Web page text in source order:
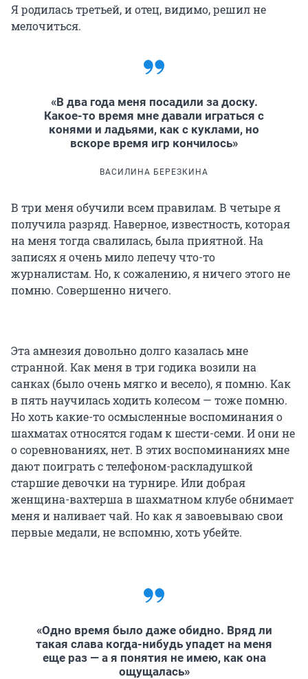
Я родилась третьей, и отец, видимо, решил не
мелочиться.
«В два года меня посадили за доску.
Какое-то время мне давали играться с
конями и ладьями, как с куклами, но
вскоре время игр кончилось»
ВАСИЛИНА БЕРЕЗКИНА
В три меня обучили всем правилам. В четыре я
получила разряд. Наверное, известность, которая
на меня тогда свалилась, была приятной. На
записях я очень мило лепечу что-то
журналистам. Но, к сожалению, я ничего этого не
помню. Совершенно ничего.
Эта амнезия довольно долго казалась мне
странной. Как меня в три годика возили на
санках (было очень мягко и весело), я помню. Как
в пять научилась ходить колесом — тоже помню.
Но хоть какие-то осмысленные воспоминания о
шахматах относятся годам к шести-семи. И они не
о соревнованиях, нет. В этих воспоминаниях мне
дают поиграть с телефоном-раскладушкой
старшие девочки на турнире. Или добрая
женщина-вахтерша в шахматном клубе обнимает
меня и наливает чай. Но как я завоевываю свои
первые медали, не вспомню, хоть убейте.
«Одно время было даже обидно. Вряд ли
такая слава когда-нибудь упадет на меня
еще раз — а я понятия не имею, как она
ощущалась»